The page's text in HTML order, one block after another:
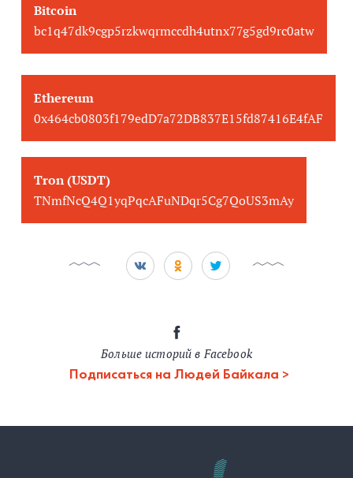
Bitcoin
bc1q47dk9cgp5rzkwqrmccdh4utnx77g5gd9rc0atw
Ethereum
0x464cb0803f179edD7a72DB837E15fd87416E4fAF
Tron (USDT)
TNmfNcQ4Q1yqPqcAFuNDqr5Cg7QoUS3mAy
Больше историй в Facebook
Подписаться на Людей Байкала